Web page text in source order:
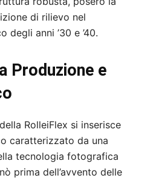
di rilievo nel
degli anni ’30 e ’40.
Produzione e
RolleiFlex si inserisce
caratterizzato da una
tecnologia fotografica
prima dell’avvento delle